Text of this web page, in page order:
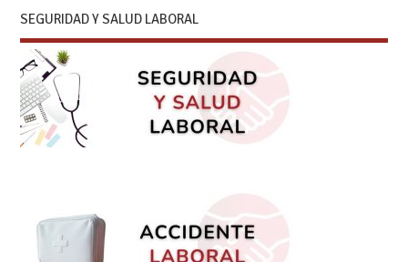
SEGURIDAD Y SALUD LABORAL